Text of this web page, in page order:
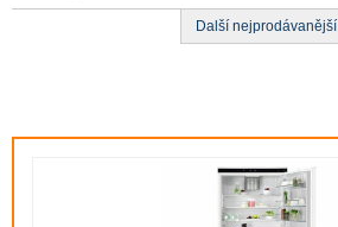
Další nejprodávanější